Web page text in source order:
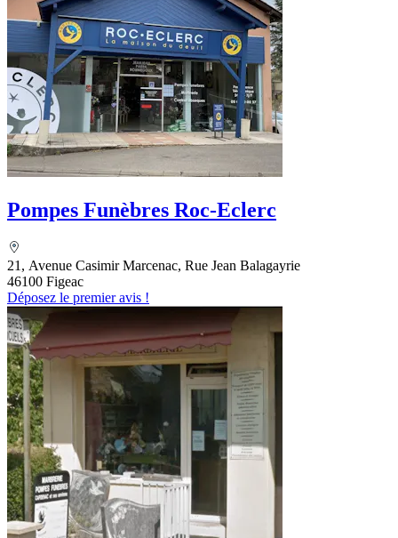
Pompes Funèbres Roc-Eclerc
21, Avenue Casimir Marcenac, Rue Jean Balagayrie
46100 Figeac
Déposez le premier avis !